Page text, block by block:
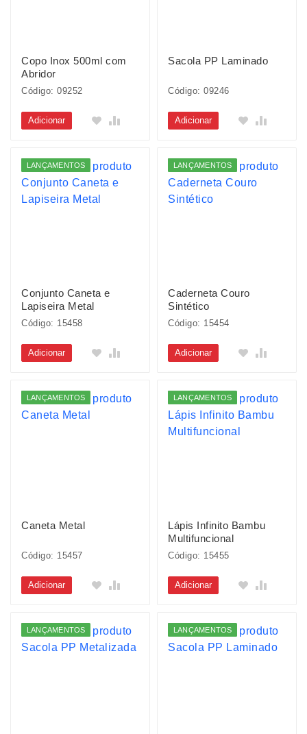
Copo Inox 500ml com
Abridor
Código: 09252
Adicionar
Sacola PP Laminado
Código: 09246
Adicionar
LANÇAMENTOS
Conjunto Caneta e
Lapiseira Metal
Código: 15458
Adicionar
LANÇAMENTOS
Caderneta Couro
Sintético
Código: 15454
Adicionar
LANÇAMENTOS
Caneta Metal
Código: 15457
Adicionar
LANÇAMENTOS
Lápis Infinito Bambu
Multifuncional
Código: 15455
Adicionar
LANÇAMENTOS LANÇAMENTOS